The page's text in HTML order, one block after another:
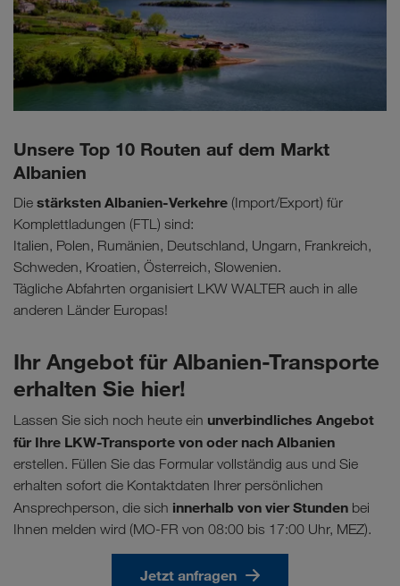
Unsere Top 10 Routen auf dem Markt
Albanien
Die stärksten Albanien-Verkehre (Import/Export) für
Komplettladungen (FTL) sind:
Italien, Polen, Rumänien, Deutschland, Ungarn, Frankreich,
Schweden, Kroatien, Österreich, Slowenien.
Tägliche Abfahrten organisiert LKW WALTER auch in alle
anderen Länder Europas!
Ihr Angebot für Albanien-Transporte
erhalten Sie hier!
Lassen Sie sich noch heute ein unverbindliches Angebot
für Ihre LKW-Transporte von oder nach Albanien
erstellen. Füllen Sie das Formular vollständig aus und Sie
erhalten sofort die Kontaktdaten Ihrer persönlichen
Ansprechperson, die sich innerhalb von vier Stunden bei
Ihnen melden wird (MO-FR von 08:00 bis 17:00 Uhr, MEZ).
Jetzt anfragen